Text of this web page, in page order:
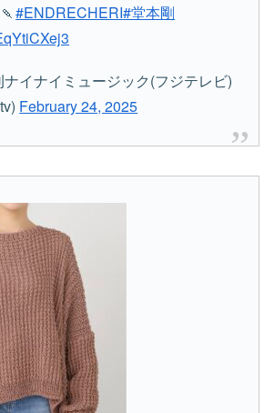
#ENDRECHERI#堂本剛
イナイミュージック(フジテレビ)
February 24, 2025